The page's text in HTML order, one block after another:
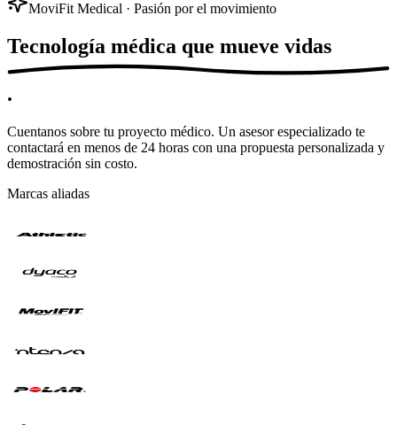
MoviFit Medical · Pasión por el movimiento
Tecnología médica que mueve vidas
.
Cuentanos sobre tu proyecto médico. Un asesor especializado te
contactará en menos de 24 horas con una propuesta personalizada y
demostración sin costo.
Marcas aliadas